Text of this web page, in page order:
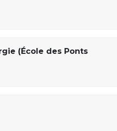
(École des Ponts